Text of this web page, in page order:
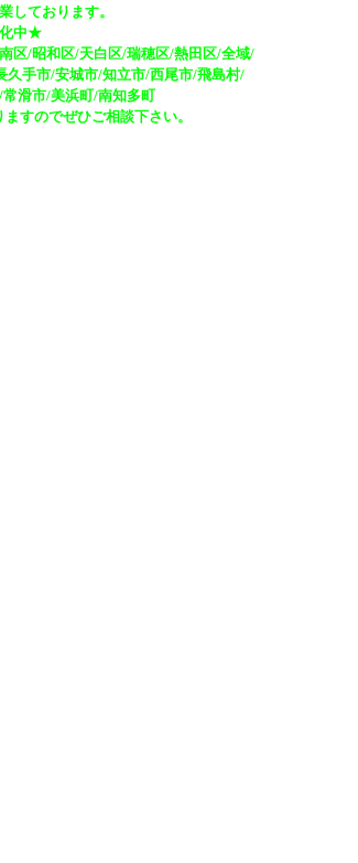
しております。
中★
区/昭和区/天白区/瑞穂区/熱田区/全域/
手市/安城市/知立市/西尾市/飛島村/
滑市/美浜町/南知多町
すのでぜひご相談下さい。